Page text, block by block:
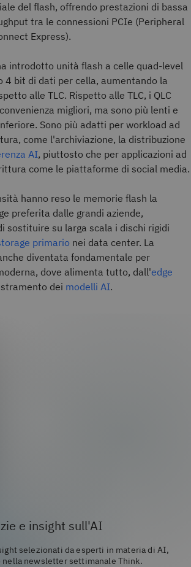
del flash, offrendo prestazioni di bassa
tra le connessioni PCIe (Peripheral
Express).
introdotto unità flash a celle quad-level
4 bit di dati per cella, aumentando la
alle TLC. Rispetto alle TLC, i QLC
migliori, ma sono più lenti e
Sono più adatti per workload ad
come l'archiviazione, la distribuzione
AI, piuttosto che per applicazioni ad
come le piattaforme di social media.
hanno reso le memorie flash la
preferita dalle grandi aziende,
sostituire su larga scala i dischi rigidi
primario nei data center. La
diventata fondamentale per
dove alimenta tutto, dall'edge
dei modelli AI.
e insight sull'AI
selezionati da esperti in materia di AI,
newsletter settimanale Think.